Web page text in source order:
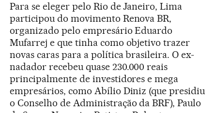
Para se eleger pelo Rio de Janeiro, Lima
participou do movimento Renova BR,
organizado pelo empresário Eduardo
Mufarrej e que tinha como objetivo trazer
novas caras para a política brasileira. O ex-
nadador recebeu quase 230.000 reais
principalmente de investidores e mega
empresários, como Abílio Diniz (que presidiu
o Conselho de Administração da BRF), Paulo